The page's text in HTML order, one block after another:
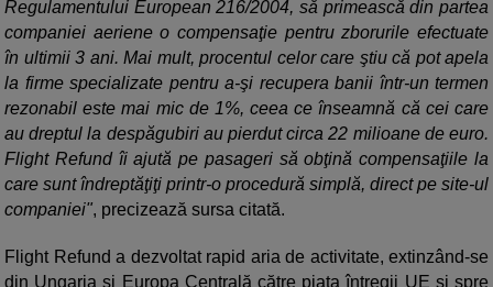
Regulamentului European 216/2004, să primească din partea
companiei aeriene o compensaţie pentru zborurile efectuate
în ultimii 3 ani. Mai mult, procentul celor care ştiu că pot apela
la firme specializate pentru a-şi recupera banii într-un termen
rezonabil este mai mic de 1%, ceea ce înseamnă că cei care
au dreptul la despăgubiri au pierdut circa 22 milioane de euro.
Flight Refund îi ajută pe pasageri să obţină compensaţiile la
care sunt îndreptăţiţi printr-o procedură simplă, direct pe site-ul
companiei", precizează sursa citată.
Flight Refund a dezvoltat rapid aria de activitate, extinzând-se
din Ungaria şi Europa Centrală către piaţa întregii UE şi spre